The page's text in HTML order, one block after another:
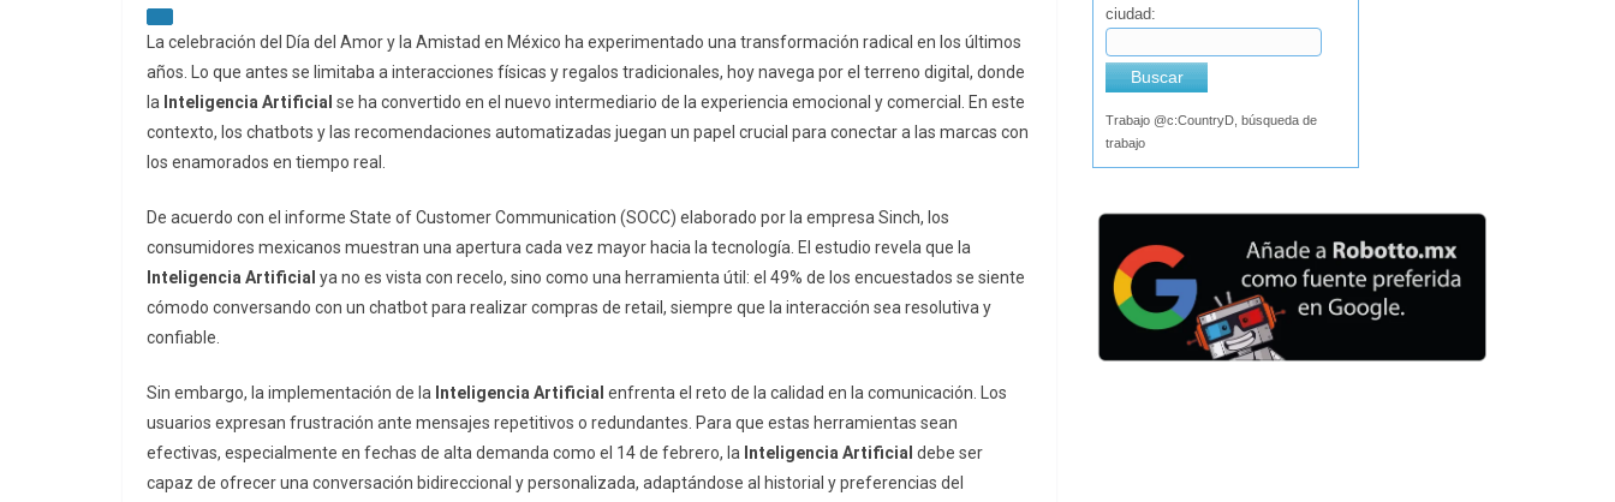
La celebración del Día del Amor y la Amistad en México ha experimentado una transformación radical en los últimos
años. Lo que antes se limitaba a interacciones físicas y regalos tradicionales, hoy navega por el terreno digital, donde
la Inteligencia Artificial se ha convertido en el nuevo intermediario de la experiencia emocional y comercial. En este
contexto, los chatbots y las recomendaciones automatizadas juegan un papel crucial para conectar a las marcas con
los enamorados en tiempo real.
De acuerdo con el informe State of Customer Communication (SOCC) elaborado por la empresa Sinch, los
consumidores mexicanos muestran una apertura cada vez mayor hacia la tecnología. El estudio revela que la
Inteligencia Artificial ya no es vista con recelo, sino como una herramienta útil: el 49% de los encuestados se siente
cómodo conversando con un chatbotpara realizar compras de retail , siempre que la interacción sea resolutiva y
confiable.
Sin embargo, la implementación de la Inteligencia Artificial enfrenta el reto de la calidad en la comunicación. Los
usuarios expresan frustración ante mensajes repetitivos o redundantes. Para que estas herramientas sean
efectivas, especialmente en fechas de alta demanda como el 14 de febrero, la Inteligencia Artificial debe ser
capaz de ofrecer una conversación bidireccional y personalizada, adaptándose al historial y preferencias del
ciudad:
Buscar
Trabajo @c:CountryD, búsqueda de
trabajo